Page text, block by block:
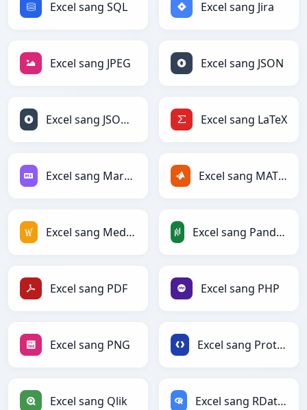
Excel sang SQL Excel sang Jira
Excel sang JPEG Excel sang JSON
Excel sang JSONLines Excel sang LaTeX
Excel sang Markdown Excel sang MATLAB
Excel sang MediaWiki Excel sang PandasDataFrame
Excel sang PDF Excel sang PHP
Excel sang PNG Excel sang Protobuf
Excel sang Qlik Excel sang RDataFrame